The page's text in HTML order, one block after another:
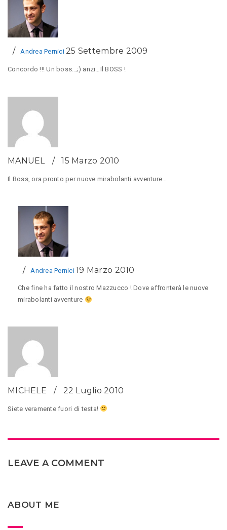
Andrea Pernici 25 Settembre 2009
Concordo !!! Un boss…;) anzi…Il BOSS !
MANUEL 15 Marzo 2010
Il Boss, ora pronto per nuove mirabolanti avventure…
Andrea Pernici 19 Marzo 2010
Che fine ha fatto il nostro Mazzucco ! Dove affronterà le nuove
mirabolanti avventure
MICHELE 22 Luglio 2010
Siete veramente fuori di testa!
LEAVE A COMMENT
ABOUT ME